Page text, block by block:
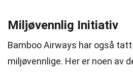
Miljøvennlig Initiativ
Bamboo Airways har også
miljøvennlige. Her er noen av